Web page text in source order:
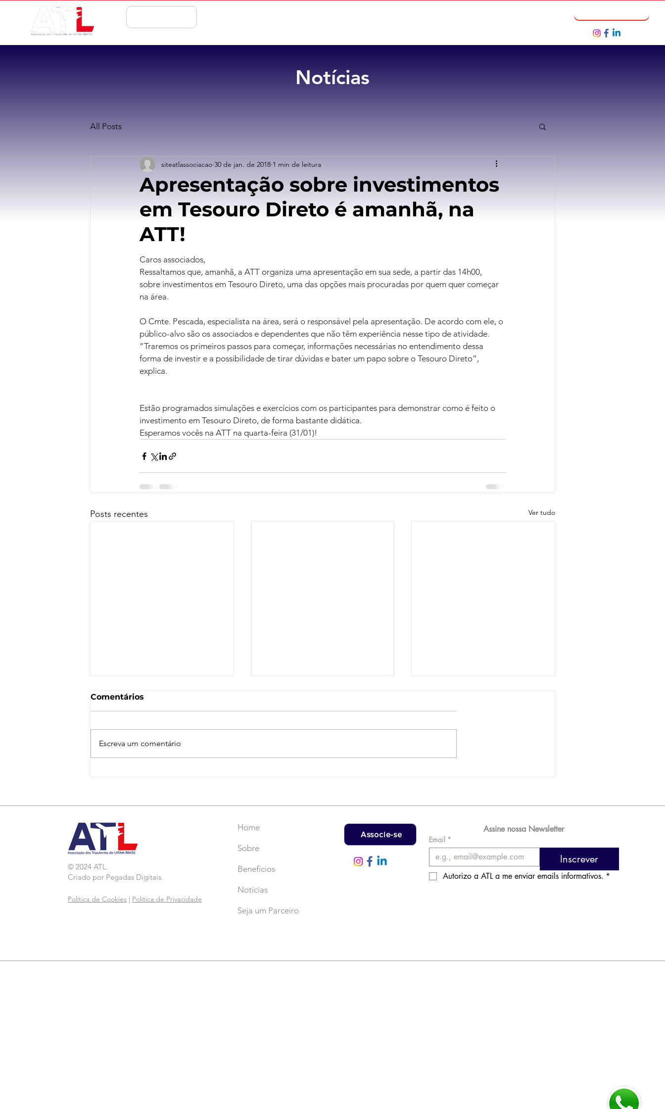
Notícias
All Posts
Apresentação sobre investimentos
em Tesouro Direto é amanhã, na
ATT!
siteatlassociacao 30 de jan. de 2018 1 min de leitura
Caros associados,
Ressaltamos que, amanhã, a ATT organiza uma apresentação em sua sede, a partir das 14h00,
sobre investimentos em Tesouro Direto, uma das opções mais procuradas por quem quer começar
na área.
O Cmte. Pescada, especialista na área, será o responsável pela apresentação. De acordo com ele, o
público-alvo são os associados e dependentes que não têm experiência nesse tipo de atividade.
“Traremos os primeiros passos para começar, informações necessárias no entendimento dessa
forma de investir e a possibilidade de tirar dúvidas e bater um papo sobre o Tesouro Direto”,
explica.
Estão programados simulações e exercícios com os participantes para demonstrar como é feito o
investimento em Tesouro Direto, de forma bastante didática.
Esperamos vocês na ATT na quarta-feira (31/01)!
Posts recentes Ver tudo
Comentários
Escreva um comentário
© 2024 ATL.
Criado por Pegadas Digitais.
Política de Cookies Política de Privacidade
Home
Sobre
Benefícios
Notícias
Seja um Parceiro
Associe-se
Assine nossa Newsletter
Email *
Inscrever
Autorizo a ATL a me enviar emails informativos. *